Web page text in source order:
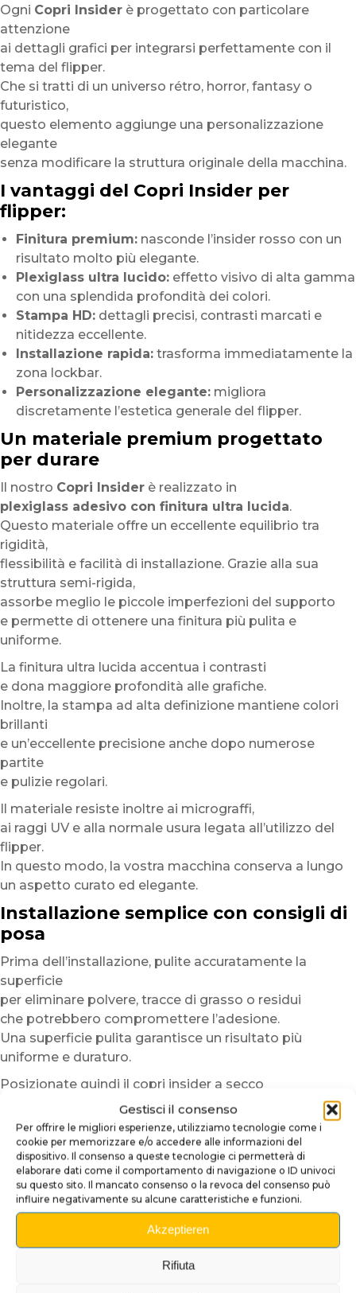
Gestisci il consenso
Per offrire le migliori esperienze, utilizziamo tecnologie come i
cookie per memorizzare e/o accedere alle informazioni del
dispositivo. Il consenso a queste tecnologie ci permetterà di
elaborare dati come il comportamento di navigazione o ID univoci
su questo sito. Il mancato consenso o la revoca del consenso può
influire negativamente su alcune caratteristiche e funzioni.
Akzeptieren
Rifiuta
Ogni Copri Insider è progettato con particolare
attenzione
ai dettagli grafici per integrarsi perfettamente con il
tema del flipper.
Che si tratti di un universo rétro, horror, fantasy o
futuristico,
questo elemento aggiunge una personalizzazione
elegante
senza modificare la struttura originale della macchina.
I vantaggi del Copri Insider per
flipper:
Finitura premium: nasconde l’insider rosso con un
risultato molto più elegante.
Plexiglass ultra lucido: effetto visivo di alta gamma
con una splendida profondità dei colori.
Stampa HD: dettagli precisi, contrasti marcati e
nitidezza eccellente.
Installazione rapida: trasforma immediatamente la
zona lockbar.
Personalizzazione elegante: migliora
discretamente l’estetica generale del flipper.
Un materiale premium progettato
per durare
Il nostro Copri Insider è realizzato in
plexiglass adesivo con finitura ultra lucida.
Questo materiale offre un eccellente equilibrio tra
rigidità,
flessibilità e facilità di installazione. Grazie alla sua
struttura semi-rigida,
assorbe meglio le piccole imperfezioni del supporto
e permette di ottenere una finitura più pulita e
uniforme.
La finitura ultra lucida accentua i contrasti
e dona maggiore profondità alle grafiche.
Inoltre, la stampa ad alta definizione mantiene colori
brillanti
e un’eccellente precisione anche dopo numerose
partite
e pulizie regolari.
Il materiale resiste inoltre ai micrograffi,
ai raggi UV e alla normale usura legata all’utilizzo del
flipper.
In questo modo, la vostra macchina conserva a lungo
un aspetto curato ed elegante.
Installazione semplice con consigli di
posa
Prima dell’installazione, pulite accuratamente la
superficie
per eliminare polvere, tracce di grasso o residui
che potrebbero compromettere l’adesione.
Una superficie pulita garantisce un risultato più
uniforme e duraturo.
Posizionate quindi il copri insider a secco
per verificare l’allineamento.
Grazie alla sua struttura semi-rigida,
il plexiglass adesivo risulta più facile da maneggiare
rispetto a un semplice vinile adesivo.
Per facilitare ulteriormente l’installazione,
consigliamo di lavorare in un ambiente temperato.
In caso di basse temperature,
potete scaldare leggermente il supporto o l’adesivo
con un asciugacapelli a bassa potenza.